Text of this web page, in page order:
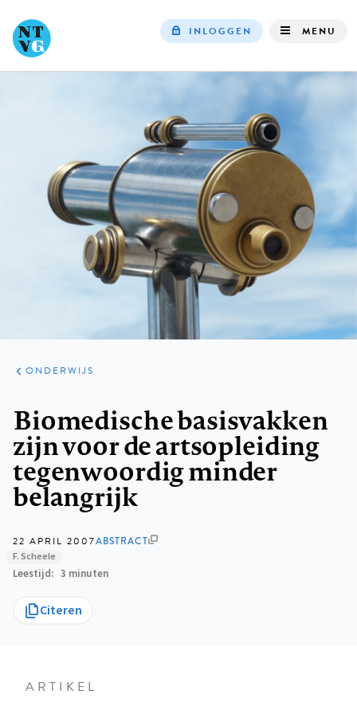
navigation
INLOGGEN MENU
ARTIKELEN
PERSPECTIEF
ONDERWIJS
Biomedische basisvakken
zijn voor de artsopleiding
tegenwoordig minder
belangrijk
22 APRIL 2007ABSTRACT
F. Scheele
Leestijd 3 minuten
Citeren
ARTIKEL